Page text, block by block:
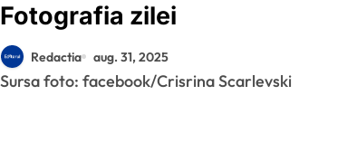
Fotografia zilei
Redactia aug. 31, 2025
Sursa foto: facebook/Crisrina Scarlevski